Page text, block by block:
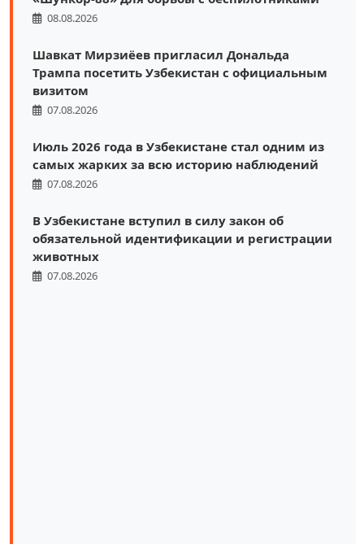
08.08.2026
Шавкат Мирзиёев пригласил Дональда
Трампа посетить Узбекистан с официальным
визитом
07.08.2026
Июль 2026 года в Узбекистане стал одним из
самых жарких за всю историю наблюдений
07.08.2026
В Узбекистане вступил в силу закон об
обязательной идентификации и регистрации
животных
07.08.2026